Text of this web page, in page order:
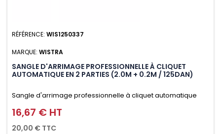
RÉFÉRENCE: WIS1250337
MARQUE: WISTRA
SANGLE D'ARRIMAGE PROFESSIONNELLE À CLIQUET
AUTOMATIQUE EN 2 PARTIES (2.0M + 0.2M / 125DAN)
Sangle d'arrimage professionnelle à cliquet automatique
avec crochet deux doigts soudés en J en 2 parties (2.0M +
0.2M / 125daN), simple et rapide d'utilisation. Permet
Prix
16,67 € HT
20,00 € TTC